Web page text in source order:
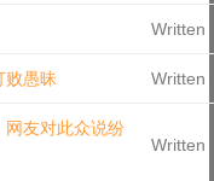
Written
败愚昧 Written
网友对此众说纷
Written